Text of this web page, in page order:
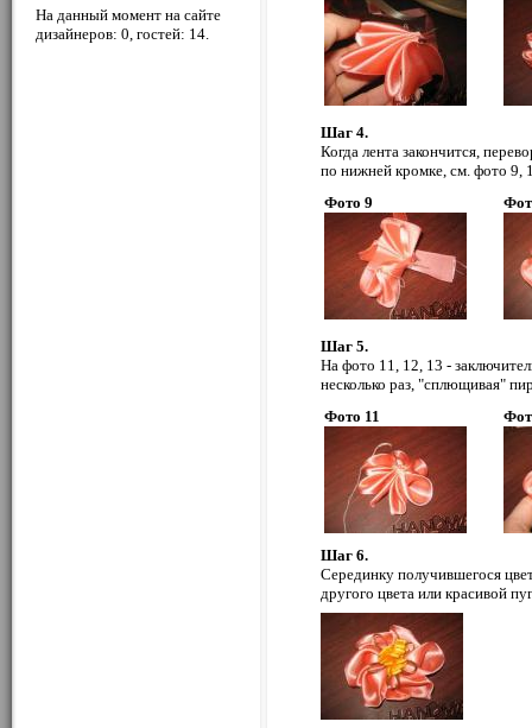
На данный момент на сайте
дизайнеров: 0, гостей: 14.
Шаг 4.
Когда лента закончится,
по нижней кромке, см. фото 9,
Фото 9
Шаг 5.
На фото 11, 12, 13 -
несколько раз, "сплющивая"
Фото 11
Шаг 6.
Серединку получившегося
другого цвета или красивой